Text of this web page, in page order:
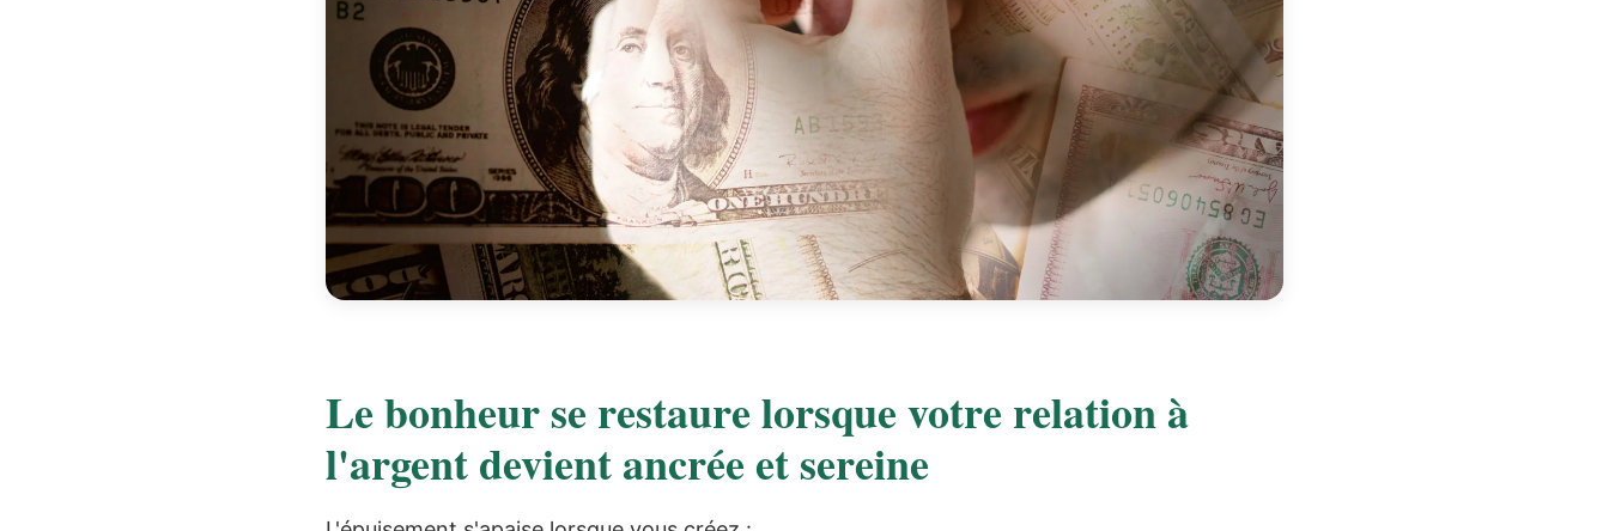
Le bonheur se restaure lorsque votre relation à
l'argent devient ancrée et sereine